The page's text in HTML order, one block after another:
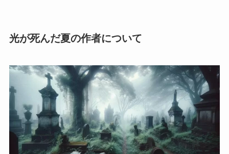
光が死んだ夏の作者について